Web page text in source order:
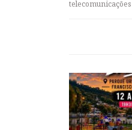
telecomunicações